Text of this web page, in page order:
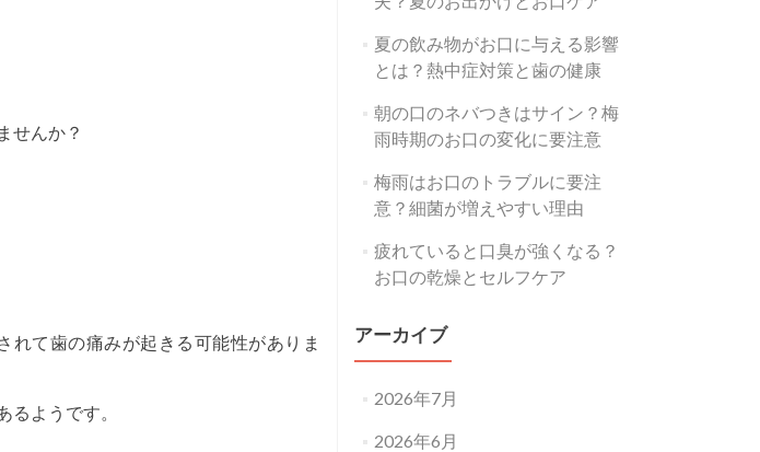
せんか？
れて歯の痛みが起きる可能性がありま
ようです。
夏の飲み物がお口に与える影響
とは？熱中症対策と歯の健康
朝の口のネバつきはサイン？梅
雨時期のお口の変化に要注意
梅雨はお口のトラブルに要注
意？細菌が増えやすい理由
疲れていると口臭が強くなる？
お口の乾燥とセルフケア
アーカイブ
2026年7月
2026年6月